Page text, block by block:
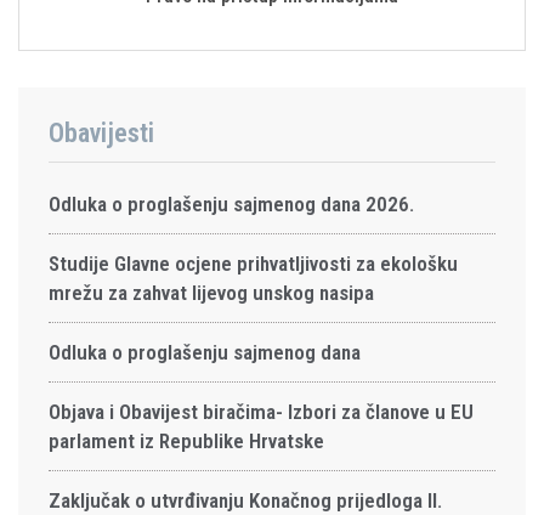
Obavijesti
Odluka o proglašenju sajmenog dana 2026.
Studije Glavne ocjene prihvatljivosti za ekološku
mrežu za zahvat lijevog unskog nasipa
Odluka o proglašenju sajmenog dana
Objava i Obavijest biračima- Izbori za članove u EU
parlament iz Republike Hrvatske
Zaključak o utvrđivanju Konačnog prijedloga II.